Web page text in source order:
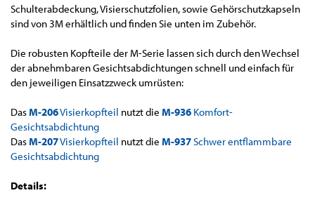
Schulterabdeckung, Visierschutzfolien, sowie Gehörschutzkapseln
sind von 3M erhältlich und finden Sie unten im Zubehör.
Die robusten Kopfteile der M-Serie lassen sich durch den Wechsel
der abnehmbaren Gesichtsabdichtungen schnell und einfach für
den jeweiligen Einsatzzweck umrüsten:
DasM-206Visierkopfteil nutzt die M-936 Komfort-
Gesichtsabdichtung
DasM-207Visierkopfteil nutzt die M-937Schwer entflammbare
Gesichtsabdichtung
Details: